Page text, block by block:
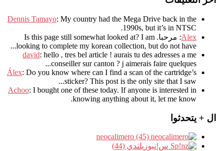
Dennis Tamayo: My country had the Mega Drive back in the
1990s, but it’s in NTSC
.
Alex: مرحبا. Is this page still somewhat looked at? I am
looking to complete my korean collection, but do not have..
.
david: hello , tres bel article ! aurais tu des adresses a me
conseiller sur canton ? j aimerais faire quelques..
.
Álex: Do you know where can I find a scan of the cartridge’s
sticker? This post is the only site that I saw...
Achoo: I bought one of these today. If anyone is interested in
knowing anything about it, let me know.
ال + يتحدثوا
س!نيوزيلندي (44)